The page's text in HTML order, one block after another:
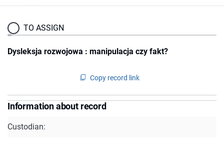
TO ASSIGN
Dysleksja rozwojowa : manipulacja czy fakt?
Copy record link
Information about record
Custodian: